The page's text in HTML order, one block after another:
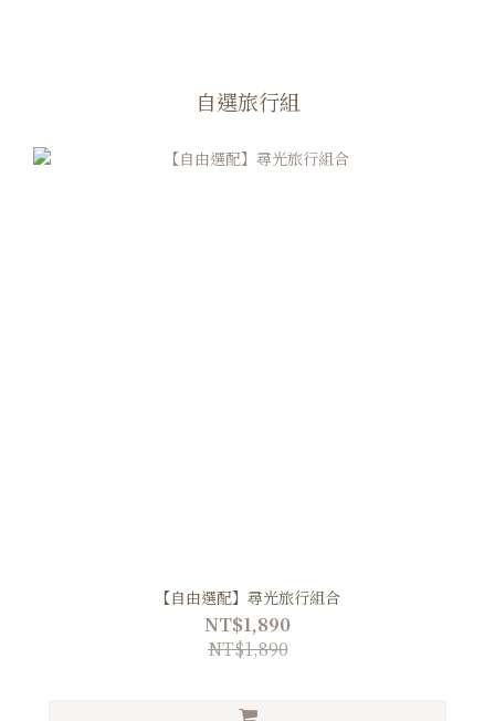
自選旅行組
【自由選配】尋光旅行組合
NT$1,890
NT$1,890